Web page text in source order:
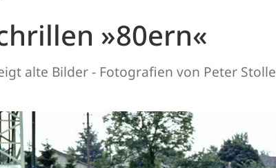
»80ern«
alte Bilder - Fotografien von Peter